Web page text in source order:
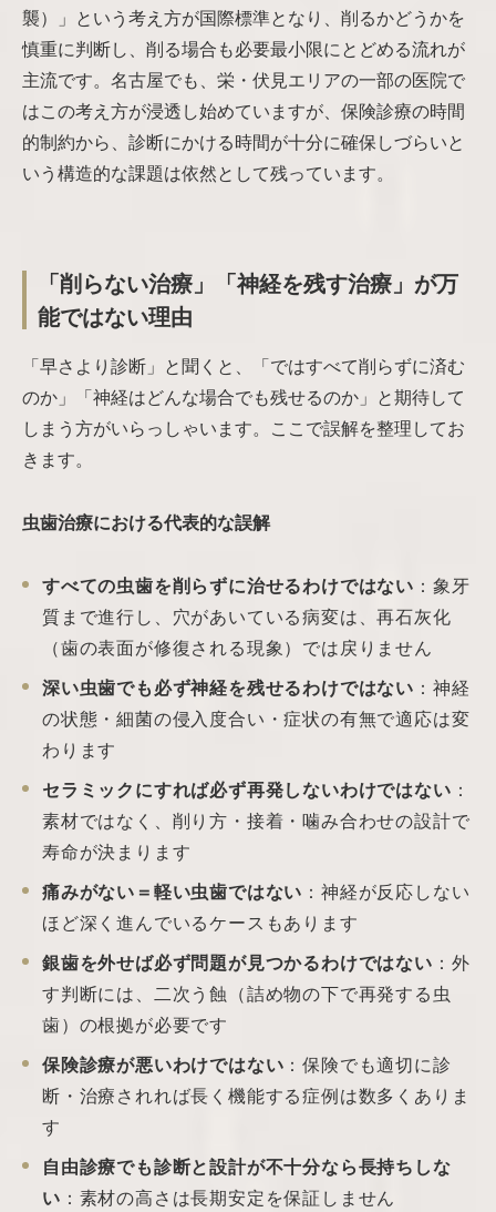
襲）」という考え方が国際標準となり、削るかどうかを
慎重に判断し、削る場合も必要最小限にとどめる流れが
主流です。名古屋でも、栄・伏見エリアの一部の医院で
はこの考え方が浸透し始めていますが、保険診療の時間
的制約から、診断にかける時間が十分に確保しづらいと
いう構造的な課題は依然として残っています。
「削らない治療」「神経を残す治療」が万
能ではない理由
「早さより診断」と聞くと、「ではすべて削らずに済む
のか」「神経はどんな場合でも残せるのか」と期待して
しまう方がいらっしゃいます。ここで誤解を整理してお
きます。
虫歯治療における代表的な誤解
すべての虫歯を削らずに治せるわけではない ：象牙
質まで進行し、穴があいている病変は、再石灰化
（歯の表面が修復される現象）では戻りません
深い虫歯でも必ず神経を残せるわけではない ：神経
の状態・細菌の侵入度合い・症状の有無で適応は変
わります
セラミックにすれば必ず再発しないわけではない ：
素材ではなく、削り方・接着・噛み合わせの設計で
寿命が決まります
痛みがない＝軽い虫歯ではない ：神経が反応しない
ほど深く進んでいるケースもあります
銀歯を外せば必ず問題が見つかるわけではない ：外
す判断には、二次う蝕（詰め物の下で再発する虫
歯）の根拠が必要です
保険診療が悪いわけではない ：保険でも適切に診
断・治療されれば長く機能する症例は数多くありま
す
自由診療でも診断と設計が不十分なら長持ちしな
い ：素材の高さは長期安定を保証しません